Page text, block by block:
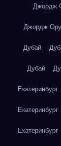
Джордж
Джордж
Дубай
Дубай
Екатеринбург
Екатеринбург
Екатеринбург